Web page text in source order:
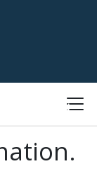
CONNEXION